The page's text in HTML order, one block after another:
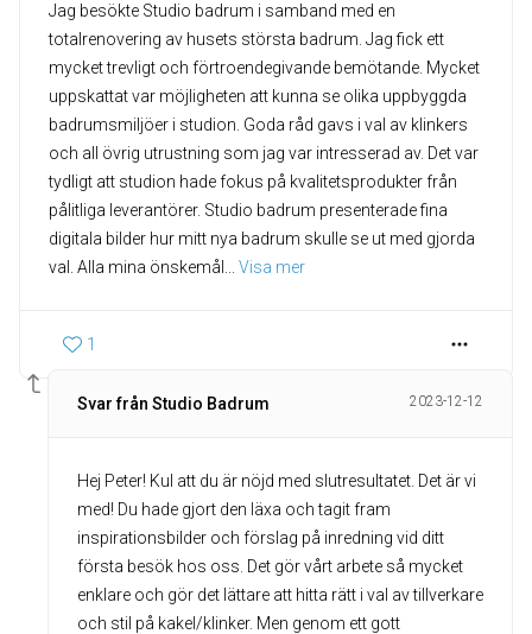
Jag besökte Studio badrum i samband med en
totalrenovering av husets största badrum. Jag fick ett
mycket trevligt och förtroendegivande bemötande. Mycket
uppskattat var möjligheten att kunna se olika uppbyggda
badrumsmiljöer i studion. Goda råd gavs i val av klinkers
och all övrig utrustning som jag var intresserad av. Det var
tydligt att studion hade fokus på kvalitetsprodukter från
pålitliga leverantörer. Studio badrum presenterade fina
digitala bilder hur mitt nya badrum skulle se ut med gjorda
val. Alla mina önskemål
Visa mer
1
Svar från Studio Badrum 2023-12-12
Hej Peter! Kul att du är nöjd med slutresultatet. Det är vi
med! Du hade gjort den läxa och tagit fram
inspirationsbilder och förslag på inredning vid ditt
första besök hos oss. Det gör vårt arbete så mycket
enklare och gör det lättare att hitta rätt i val av tillverkare
och stil på kakel/klinker. Men genom ett gott